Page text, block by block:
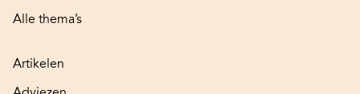
Alle thema’s
Artikelen